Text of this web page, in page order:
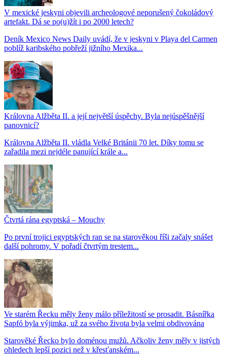
V mexické jeskyni objevili archeologové neporušený čokoládový
artefakt. Dá se po(u)žít i po 2000 letech?
Deník Mexico News Daily uvádí, že v jeskyni v Playa del Carmen
poblíž karibského pobřeží jižního Mexika...
Královna Alžběta II. a její největší úspěchy. Byla nejúspěšnější
panovnicí?
Královna Alžběta II. vládla Velké Británii 70 let. Díky tomu se
zařadila mezi nejdéle panující krále a...
Čtvrtá rána egyptská – Mouchy
Po první trojici egyptských ran se na starověkou říši začaly snášet
další pohromy. V pořadí čtvrtým trestem...
Ve starém Řecku měly ženy málo příležitostí se prosadit. Básnířka
Sapfó byla výjimka, už za svého života byla velmi obdivována
Starověké Řecko bylo doménou mužů. Ačkoliv ženy měly v jistých
ohledech lepší pozici než v křesťanském...